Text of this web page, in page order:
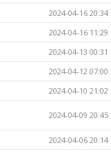
2024-04-16 20:34
2024-04-16 11:29
2024-04-13 00:31
2024-04-12 07:00
2024-04-10 21:02
2024-04-09 20:45
2024-04-06 20:14